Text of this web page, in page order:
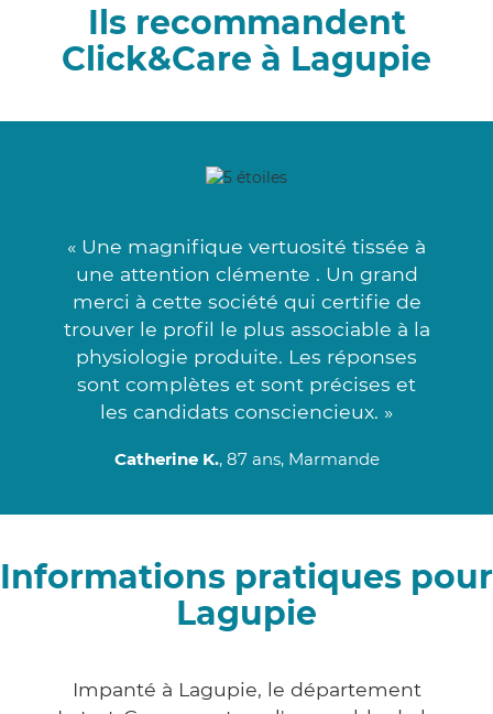
Ils recommandent
Click&Care à Lagupie
« Une magnifique vertuosité tissée à
une attention clémente . Un grand
merci à cette société qui certifie de
trouver le profil le plus associable à la
physiologie produite. Les réponses
sont complètes et sont précises et
les candidats consciencieux. »
Catherine K., 87 ans, Marmande
Informations pratiques pour
Lagupie
Impanté à Lagupie, le département